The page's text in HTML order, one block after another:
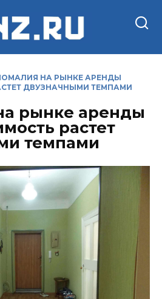
НА РЫНКЕ АРЕНДЫ
ДВУЗНАЧНЫМИ ТЕМПАМИ
рынке аренды
растет
темпами